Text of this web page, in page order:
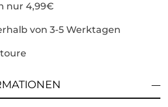
nur 4,99€
von 3-5 Werktagen